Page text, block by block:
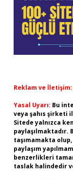
Reklam ve İletişim:
Yasal Uyarı: Bu
veya şahıs şirketi
Sitede yalnızca
taşımamakta
paylaşım
benzerlikleri
taslak halindedir